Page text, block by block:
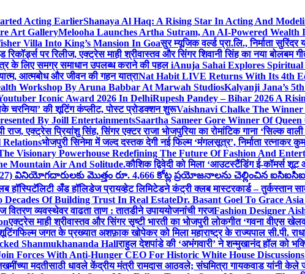
Acting EarlierShanaya Al Haq: A Rising Star In Acting And
Art GalleryMelooha Launches Artha Sutram, An AI-Powered Wealth
Villa Into King’s Mansion In Goaसुर म्यूजिक वर्ल्ड प्रा.लि., निर्माता
रिकॉर्ड्स पर रिलीज, एक्ट्रेस माही श्रीवास्तव और सिंगर शिवानी सिंह का नया बोलबम
के लिए समग्र समाधान उपलब्ध कराने की पहल iAnuja Sahai Explores
आत्मबोध और जीवन की गहन यात्राNat Habit LIVE Returns With Its 4th
Workshop By Aruna Babbar At Marwah StudiosKalyanji Jana’s
Iconic Award 2026 In DelhiRupesh Pandey – Bihar 2026 A
चरनिया’ की शूटिंग कंप्लीट, पोस्ट प्रोडक्शन शुरूVaishnavi Chalke The
By Joill EntertainmentsSaartha Sameer Gore Winner Of
राज, एक्ट्रेस प्रियांशु सिंह, सिंगर एक्टर राजा भोजपुरिया का रोमांटिक गाना ‘सिल्क
भोजपुरी सिनेमा में जल्द दस्तक देगी नई फिल्म ‘मंगलसूत्र’, निर्माता रत्नाकर
Visionary Powerhouse Redefining The Future Of Fashion And
Mountain Air And Solitude.कौशिक द्विवेदी को मिला ‘आउटस्टैंडिंग ई-कॉमर्स
వినియోగదారులకు మొత్తం రూ. 4,666 కోట్ల ప్రయోజనాలను చెల్లించిన ఐసిఐసిఐ
हॉस्पिटॅलिटी अँड हॉलिडेज प्रायव्हेट लिमिटेडने कंट्री क्लब मास्टरकार्ड – तुर्कस्तान
Of Building Trust In Real EstateDr. Basant Goel To Grace
वितरण व्यवस्थेवर वाढता ताण : तातडीने उपाययोजनांची गरजFashion Designer
एक्ट्रेस माही श्रीवास्तव और सिंगर सृष्टी भारती का भोजपुरी लोकगीत ‘गवना वीएस
फिल्म जगत के प्रख्यात अशफ़ाक खोपेकर को मिला महाराष्ट्र के राज्यपाल सी.पी.
Shanmukhananda Hallराहुल देशपांडे की ‘अभंगवारी’ ने शन्मुखानंद हॉल को
Forces With Anti-Hunger CEO For Historic White House
मदतीसाठी धावले केंद्रीय मंत्री रामदास आठवले; संघमित्रा गायकवाड यांनी केले